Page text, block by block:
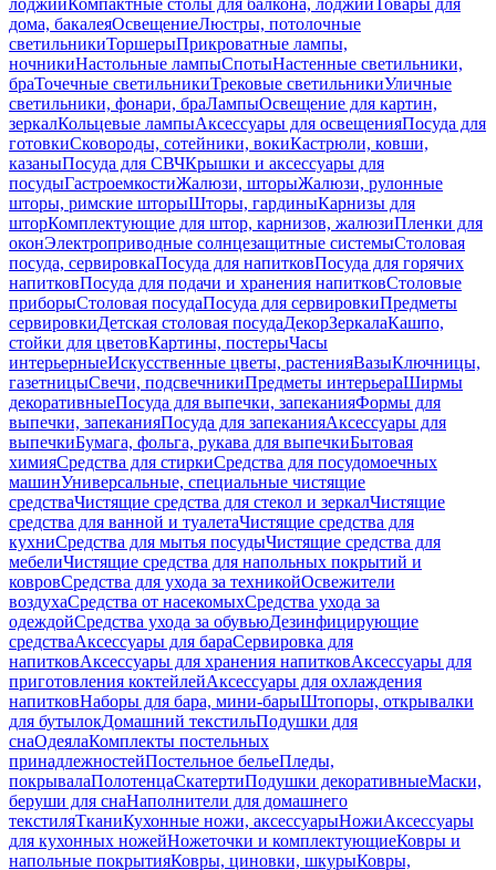
лоджииКомпактные столы для балкона, лоджииТовары для
дома, бакалеяОсвещениеЛюстры, потолочные
светильникиТоршерыПрикроватные лампы,
ночникиНастольные лампыСпотыНастенные светильники,
браТочечные светильникиТрековые светильникиУличные
светильники, фонари, браЛампыОсвещение для картин,
зеркалКольцевые лампыАксессуары для освещенияПосуда для
готовкиСковороды, сотейники, вокиКастрюли, ковши,
казаныПосуда для СВЧКрышки и аксессуары для
посудыГастроемкостиЖалюзи, шторыЖалюзи, рулонные
шторы, римские шторыШторы, гардиныКарнизы для
шторКомплектующие для штор, карнизов, жалюзиПленки для
оконЭлектроприводные солнцезащитные системыСтоловая
посуда, сервировкаПосуда для напитковПосуда для горячих
напитковПосуда для подачи и хранения напитковСтоловые
приборыСтоловая посудаПосуда для сервировкиПредметы
сервировкиДетская столовая посудаДекорЗеркалаКашпо,
стойки для цветовКартины, постерыЧасы
интерьерныеИскусственные цветы, растенияВазыКлючницы,
газетницыСвечи, подсвечникиПредметы интерьераШирмы
декоративныеПосуда для выпечки, запеканияФормы для
выпечки, запеканияПосуда для запеканияАксессуары для
выпечкиБумага, фольга, рукава для выпечкиБытовая
химияСредства для стиркиСредства для посудомоечных
машинУниверсальные, специальные чистящие
средстваЧистящие средства для стекол и зеркалЧистящие
средства для ванной и туалетаЧистящие средства для
кухниСредства для мытья посудыЧистящие средства для
мебелиЧистящие средства для напольных покрытий и
ковровСредства для ухода за техникойОсвежители
воздухаСредства от насекомыхСредства ухода за
одеждойСредства ухода за обувьюДезинфицирующие
средстваАксессуары для бараСервировка для
напитковАксессуары для хранения напитковАксессуары для
приготовления коктейлейАксессуары для охлаждения
напитковНаборы для бара, мини-барыШтопоры, открывалки
для бутылокДомашний текстильПодушки для
снаОдеялаКомплекты постельных
принадлежностейПостельное бельеПледы,
покрывалаПолотенцаСкатертиПодушки декоративныеМаски,
беруши для снаНаполнители для домашнего
текстиляТканиКухонные ножи, аксессуарыНожиАксессуары
для кухонных ножейНожеточки и комплектующиеКовры и
напольные покрытияКовры, циновки, шкурыКовры,